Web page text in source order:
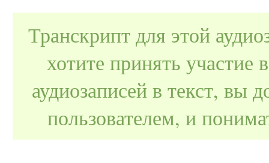
Транскрипт для этой
хотите принять
аудиозаписей в текст, вы
пользователем, и